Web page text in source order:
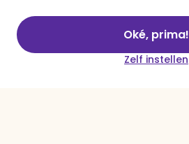
Oké, prima!
Zelf instellen